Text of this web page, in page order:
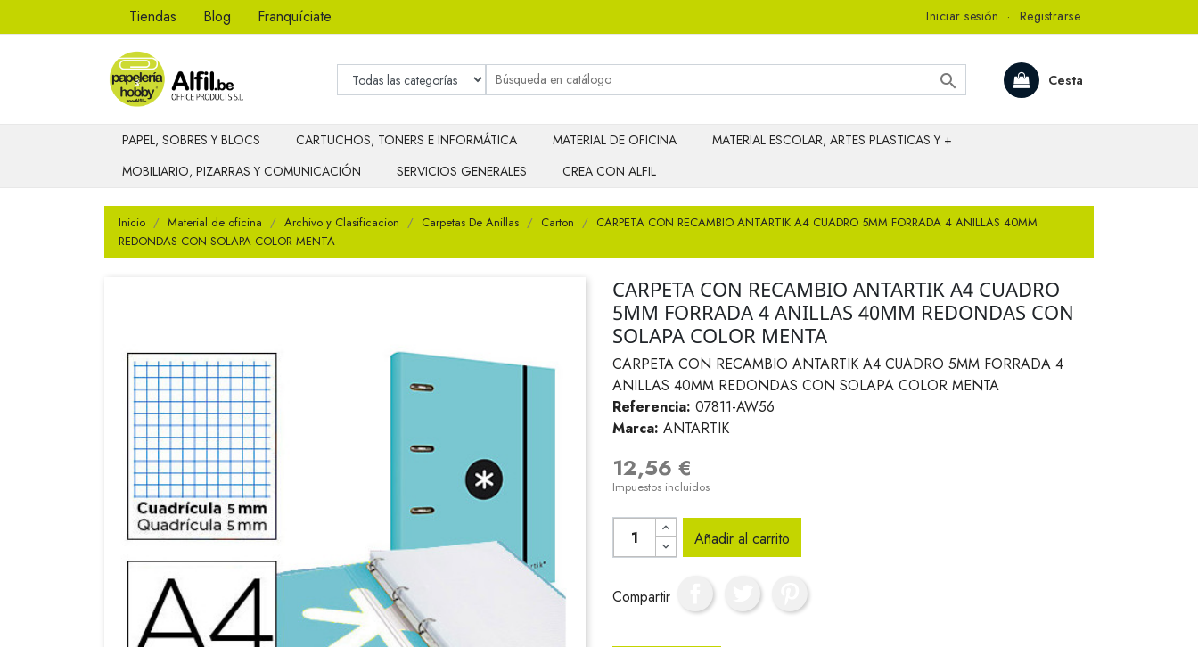
Tiendas Blog Franquíciate Iniciar sesión · Registrarse
Cesta

PAPEL, SOBRES Y BLOCS CARTUCHOS, TONERS E INFORMÁTICA MATERIAL DE OFICINA
MATERIAL ESCOLAR, ARTES PLASTICAS Y +
MOBILIARIO, PIZARRAS Y COMUNICACIÓN
SERVICIOS GENERALES CREA CON ALFIL
Inicio Material de oficina Archivo y Clasificacion Carpetas De Anillas Carton
CARPETA CON RECAMBIO ANTARTIK A4 CUADRO 5MM FORRADA 4 ANILLAS 40MM
REDONDAS CON SOLAPA COLOR MENTA
CARPETA CON RECAMBIO ANTARTIK A4 CUADRO
5MM FORRADA 4 ANILLAS 40MM REDONDAS CON
SOLAPA COLOR MENTA
CARPETA CON RECAMBIO ANTARTIK A4 CUADRO 5MM FORRADA 4
ANILLAS 40MM REDONDAS CON SOLAPA COLOR MENTA
Referencia: 07811-AW56
Marca: ANTARTIK
12,56 €
Impuestos incluidos
Añadir al carrito
Compartir